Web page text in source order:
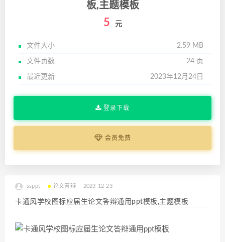
板,主题模板
5 元
文件大小 2.59 MB
文件页数 24 页
最近更新 2023年12月24日
登录下载
会员免费
ssppt 论文答辩 2023-12-23
卡通风学校图标应届生论文答辩通用ppt模板,主题模板